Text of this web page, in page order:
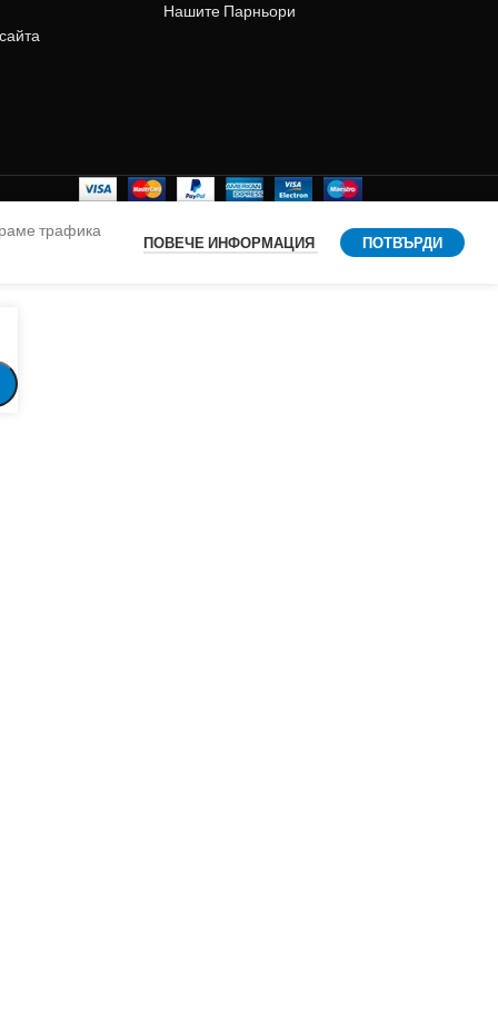
Нашите Парньори
трафика
ПОВЕЧЕ ИНФОРМАЦИЯ ПОТВЪРДИ